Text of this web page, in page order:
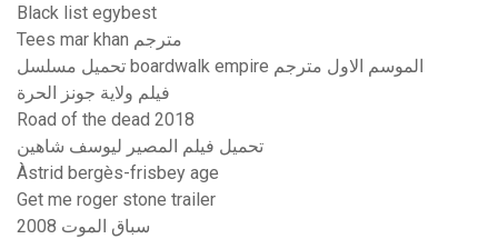
Black list egybest
Tees mar khan مترجم
تحميل مسلسل boardwalk empire الموسم الاول مترجم
فيلم ولاية جونز الحرة
Road of the dead 2018
تحميل فيلم المصير ليوسف شاهين
Àstrid bergès-frisbey age
Get me roger stone trailer
سباق الموت 2008